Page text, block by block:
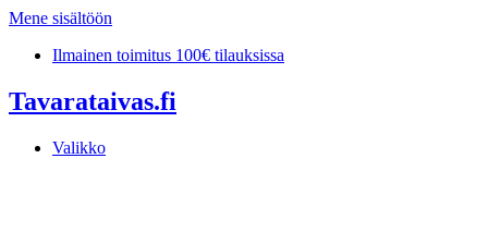
Mene sisältöön
Ilmainen toimitus 100€ tilauksissa
Tavarataivas.fi
Valikko